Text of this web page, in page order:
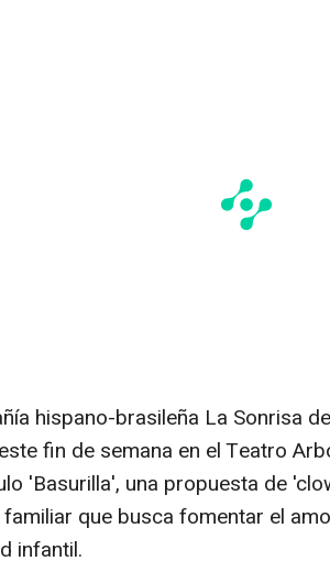
hispano-brasileña La Sonrisa
fin de semana en el Teatro
'Basurilla', una propuesta de
que busca fomentar el
infantil.